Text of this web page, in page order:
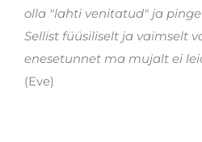
olla "lahti venitatud" ja
Sellist füüsiliselt ja vaimselt
enesetunnet ma mujalt ei
(Eve)